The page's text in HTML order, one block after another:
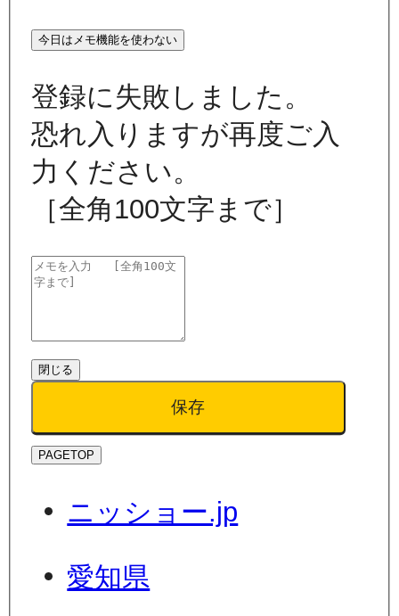
今日はメモ機能を使わない
登録に失敗しました。
恐れ入りますが再度ご入
力ください。
［全角100文字まで］
閉じる
保存
PAGETOP
ニッショー.jp
愛知県